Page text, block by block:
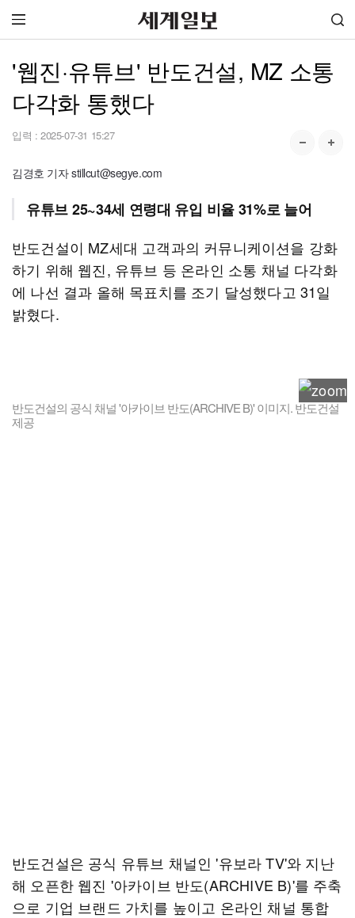
'웹진·유튜브' 반도건설, MZ 소통
다각화 통했다
입력 : 2025-07-31 15:27
김경호 기자 stillcut@segye.com
유튜브 25~34세 연령대 유입 비율 31%로 늘어
반도건설이 MZ세대 고객과의 커뮤니케이션을 강화
하기 위해 웹진, 유튜브 등 온라인 소통 채널 다각화
에 나선 결과 올해 목표치를 조기 달성했다고 31일
밝혔다.
반도건설의 공식 채널 '아카이브 반도(ARCHIVE B)' 이미지. 반도건설
제공
반도건설은 공식 유튜브 채널인 '유보라 TV'와 지난
해 오픈한 웹진 '아카이브 반도(ARCHIVE B)'를 주축
으로 기업 브랜드 가치를 높이고 온라인 채널 통합